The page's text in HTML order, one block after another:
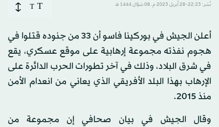
نُشر: 22:23-28 أبريل 2023 م ـ 08 شوّال 1444 هـ T
T
أعلن الجيش في بوركينا فاسو أن 33 من جنوده قتلوا في
هجوم نفذته مجموعة إرهابية على موقع عسكري، يقع
في شرق البلاد، وذلك في آخر تطورات الحرب الدائرة على
الإرهاب بهذا البلد الأفريقي الذي يعاني من انعدام الأمن
منذ 2015.
وقال الجيش في بيان صحافي إن مجموعة من